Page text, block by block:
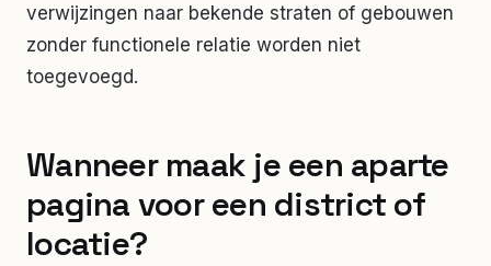
verwijzingen naar bekende straten of gebouwen
zonder functionele relatie worden niet
toegevoegd.
Wanneer maak je een aparte
pagina voor een district of
locatie?